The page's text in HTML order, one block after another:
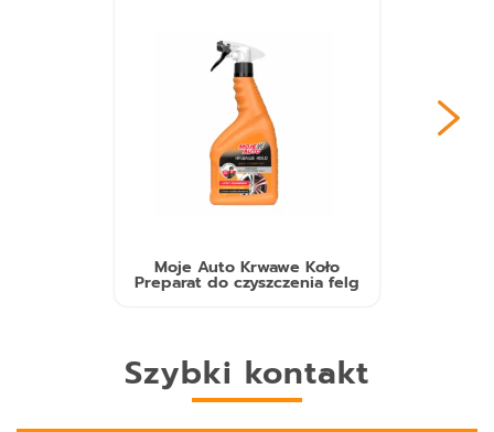
Moje Auto Krwawe Koło
Preparat do czyszczenia felg
Szybki kontakt